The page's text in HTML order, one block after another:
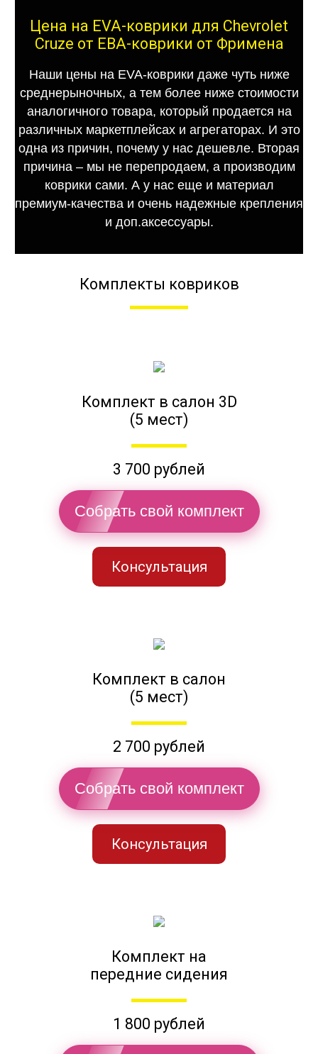
Цена на EVA-коврики для Chevrolet
Cruze от ЕВА-коврики от Фримена
Наши цены на EVA-коврики даже чуть ниже
среднерыночных, а тем более ниже стоимости
аналогичного товара, который продается на
различных маркетплейсах и агрегаторах. И это
одна из причин, почему у нас дешевле. Вторая
причина – мы не перепродаем, а производим
коврики сами. А у нас еще и материал
премиум-качества и очень надежные крепления
и доп.аксессуары.
Комплекты ковриков
Комплект в салон 3D
(5 мест)
3 700 рублей
Собрать свой комплект
Консультация
Комплект в салон
(5 мест)
2 700 рублей
Собрать свой комплект
Консультация
Комплект на
передние сидения
1 800 рублей